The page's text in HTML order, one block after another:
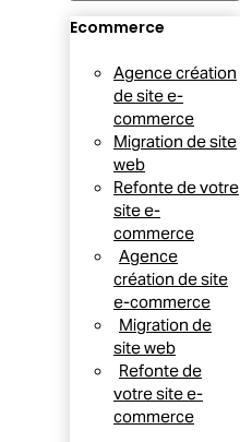
Ecommerce
Agence création
de site e-
commerce
Migration de site
web
Refonte de votre
site e-
commerce
Agence
création de site
e-commerce
Migration de
site web
Refonte de
votre site e-
commerce